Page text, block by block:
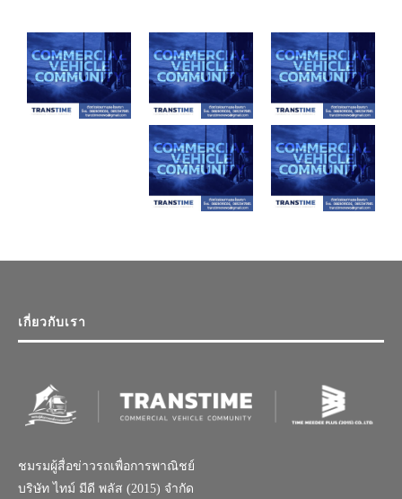
เกี่ยวกับเรา
ชมรมผู้สื่อข่าวรถเพื่อการพาณิชย์
บริษัท ไทม์ มีดี พลัส (2015) จำกัด